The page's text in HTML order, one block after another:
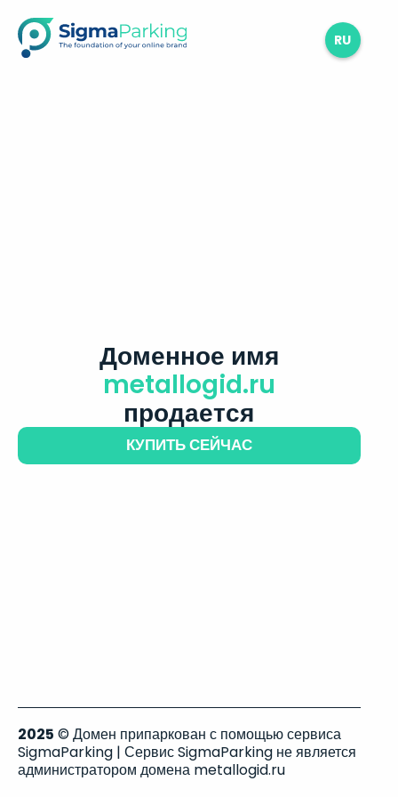
RU
Доменное имя
metallogid.ru
продается
КУПИТЬ СЕЙЧАС
2025 © Домен припаркован с помощью сервиса
SigmaParking | Сервис SigmaParking не является
администратором домена metallogid.ru